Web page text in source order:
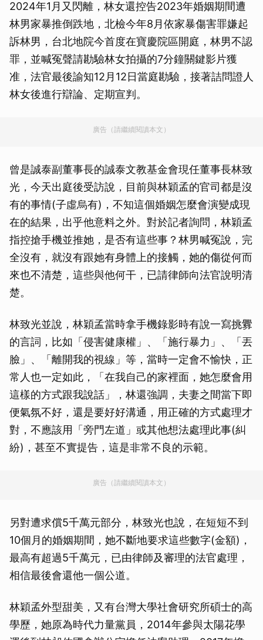
2024年1月又閃離，林女還控告2023年婚姻期間遭
林男家暴推倒跌地，北檢今年8月依家暴傷害罪嫌起
訴林男，台北地院今首度在寶慶院區開庭，林男不認
罪，並喊冤聲請勘驗林女拍攝的7分鐘關鍵影片獲
准，法官最後諭知12月12日當庭勘驗，接著詰問證人
林女後進行辯論、定期宣判。
廣告（請繼續閱讀本文）
曾是誠泰副董事長的誠泰文教基金會現任董事長林致
光，今天出庭後受訪說，目前與林穎孟的官司都是沒
有的事情(子虛烏有)，不知這個婚姻怎麼會演變成現
在的結果，出乎他意料之外。對於記者詢問，林穎孟
指控搶手機並推她，是否有這些事？林男喊冤說，完
全沒有，就沒有跟她有身體上的接觸，她的傷從何而
來也不清楚，這些與他何干，已請律師向法官說明清
楚。
林致光並說，林穎孟當時拿手機錄影時有說一寫挑釁
的言詞，比如「侵害健康權」、「施行暴力」、「丟
臉」、「離開我的視線」等，當時一定會不愉快，正
常人也一定如此，「在我自己的家裡面，她怎麼會用
這樣的方式跟我說話」，林還強調，夫妻之間當下即
便氣氛不好，還是要好好溝通，用正確的方式處理才
對，不應該用「旁門左道」或其他想法處理此事(糾
紛)，甚至不實提告，這是非常不良的示範。
廣告（請繼續閱讀本文）
另對遭求償5千萬元部分，林致光也說，在短短不到
10個月的婚姻期間，她不斷地要求這些數字(金額)，
最高有超過5千萬元，已由律師及審理的法官處理，
相信最後會還他一個公道。
林穎孟外型甜美，又有台灣大學社會研究所碩士的高
學歷，她原為時代力量黨員，2014年參與太陽花學